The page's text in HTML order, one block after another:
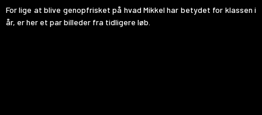
For lige at blive genopfrisket på hvad Mikkel har betydet for klassen i
år, er her et par billeder fra tidligere løb.